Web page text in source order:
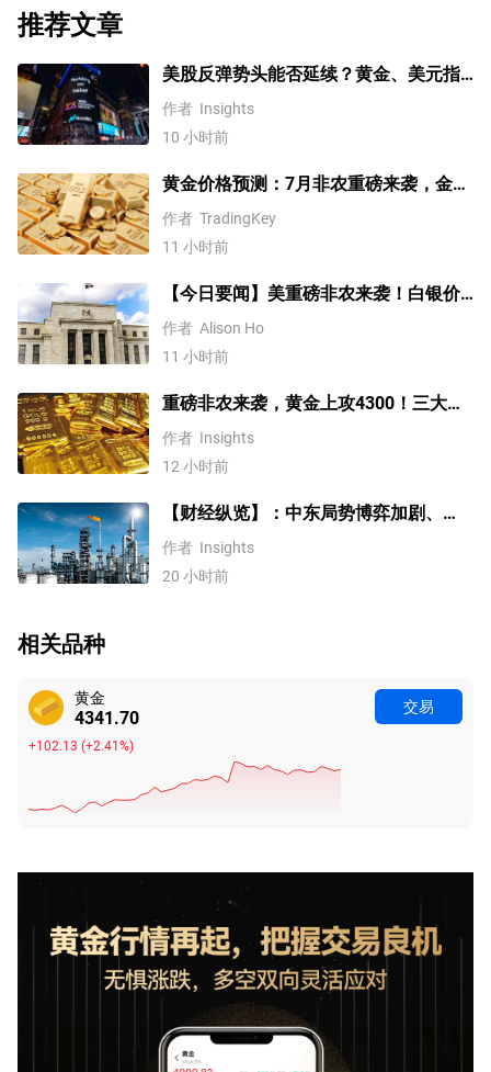
推荐文章
美股反弹势头能否延续？黄金、美元指
数、费半指数、纳指100技术分析
作者 Insights
10 小时前
黄金价格预测：7月非农重磅来袭，金价
站上4300美元后还能涨吗？
作者 TradingKey
11 小时前
【今日要闻】美重磅非农来袭！白银价
格涨4%，黄金创一个多月新高
作者 Alison Ho
11 小时前
重磅非农来袭，黄金上攻4300！三大因
素预示金价升势有望延续
作者 Insights
12 小时前
【财经纵览】：中东局势博弈加剧、
WTI原油涨超4%，10年期美债收益率、
美元反弹，道指终结五连涨！
作者 Insights
20 小时前
相关品种
黄金
4341.70
+102.13 (+2.41%)
交易